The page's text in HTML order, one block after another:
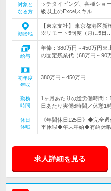
対象と
なる方
ッチタイピング、各種ショ
級以上のExcelスキル
勤務地
【東京支社】 東京都港区
※リモート5制度（月に5日…
給与
年俸：380万円～450万円※
の固定残業代（68万円～90
初年度
年収
380万円～450万円
勤務
時間
1ヶ月あたりの総労働時間：
日あたり実働8時間／休憩1
休日
休暇
《年間休日125日》◆完全
季休暇◆年末年始◆有給休
求人詳細を見る